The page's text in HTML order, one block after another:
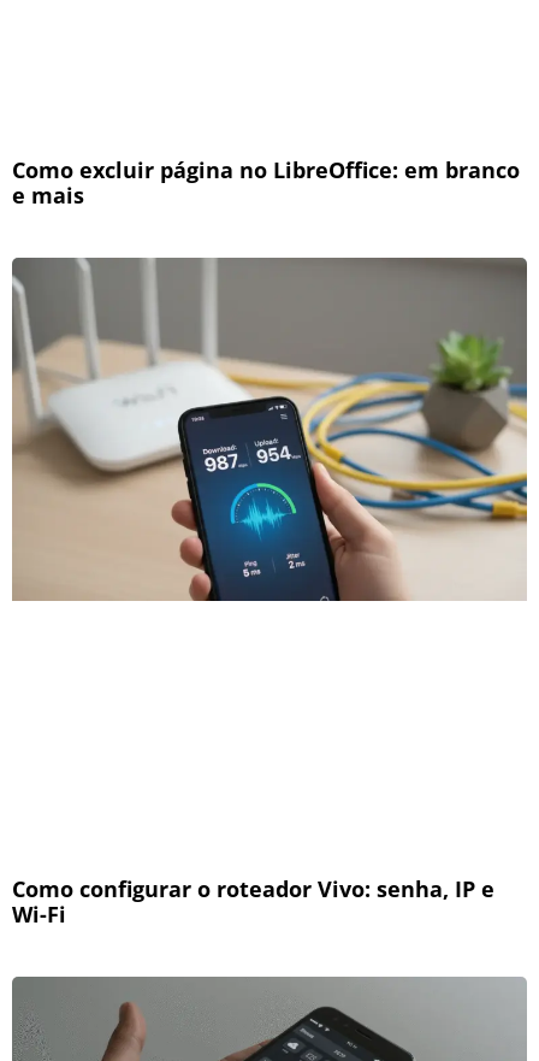
Como excluir página no LibreOffice: em branco
e mais
Como configurar o roteador Vivo: senha, IP e
Wi-Fi